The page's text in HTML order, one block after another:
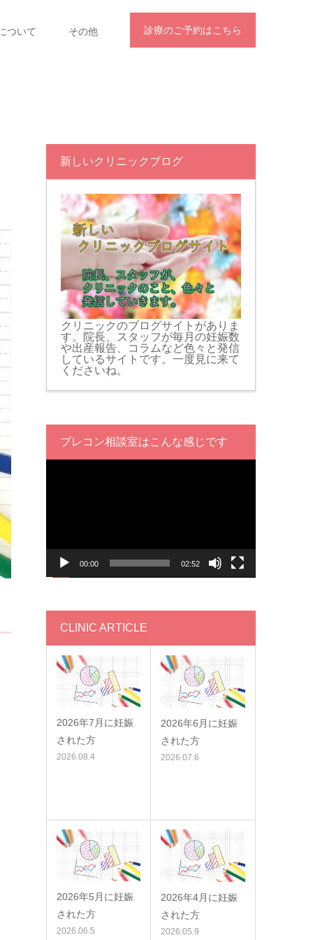
診療のご予約はこちら
ついて その他
新しいクリニックブログ
クリニックのブログサイトがありま
す。院長、スタッフが毎月の妊娠数
や出産報告、コラムなど色々と発信
しているサイトです。一度見に来て
くださいね。
プレコン相談室はこんな感じです
00:00 02:52
CLINIC ARTICLE
2026年7月に妊娠
された方
2026.08.4
2026年6月に妊娠
された方
2026.07.6
2026年5月に妊娠
された方
2026.06.5
2026年4月に妊娠
された方
2026.05.9